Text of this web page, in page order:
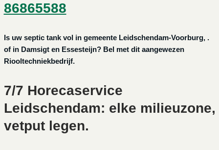
86865588
Is uw septic tank vol in gemeente Leidschendam-Voorburg, .
of in Damsigt en Essesteijn? Bel met dit aangewezen
Riooltechniekbedrijf.
7/7 Horecaservice
Leidschendam: elke milieuzone,
vetput legen.